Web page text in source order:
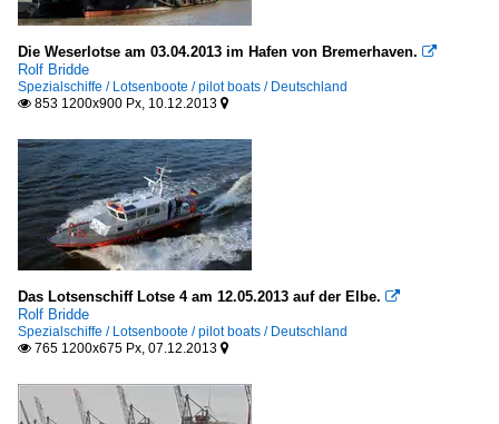
Die Weserlotse am 03.04.2013 im Hafen von Bremerhaven. 
Rolf Bridde
Spezialschiffe / Lotsenboote / pilot boats / Deutschland
 853 1200x900 Px, 10.12.2013 
Das Lotsenschiff Lotse 4 am 12.05.2013 auf der Elbe. 
Rolf Bridde
Spezialschiffe / Lotsenboote / pilot boats / Deutschland
 765 1200x675 Px, 07.12.2013 